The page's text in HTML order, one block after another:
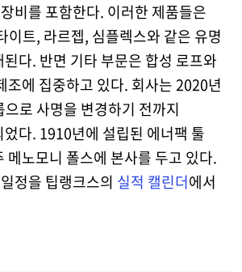
비를 포함한다. 이러한 제품들은
이트, 라르젭, 심플렉스와 같은 유명
다. 반면 기타 부문은 합성 로프와
조에 집중하고 있다. 회사는 2020년
로 사명을 변경하기 전까지
다. 1910년에 설립된 에너팩 툴
메노모니 폴스에 본사를 두고 있다.
정을 팁랭크스의 실적 캘린더에서